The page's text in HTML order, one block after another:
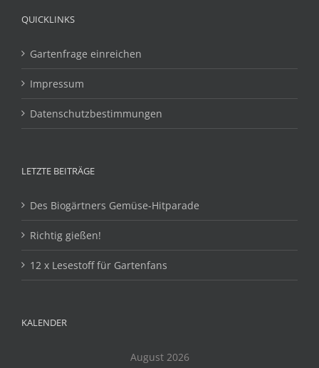
QUICKLINKS
Gartenfrage einreichen
Impressum
Datenschutzbestimmungen
LETZTE BEITRÄGE
Des Biogärtners Gemüse-Hitparade
Richtig gießen!
12 x Lesestoff für Gartenfans
KALENDER
August 2026